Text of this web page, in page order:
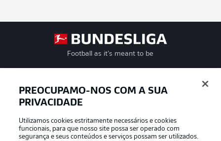
Football as it’s meant to be
APLICATIVO DA BUNDESLIGA
PREOCUPAMO-NOS COM A SUA
PRIVACIDADE
Utilizamos cookies estritamente necessários e cookies
funcionais, para que nosso site possa ser operado com
segurança e seus conteúdos e serviços possam ser utilizados.